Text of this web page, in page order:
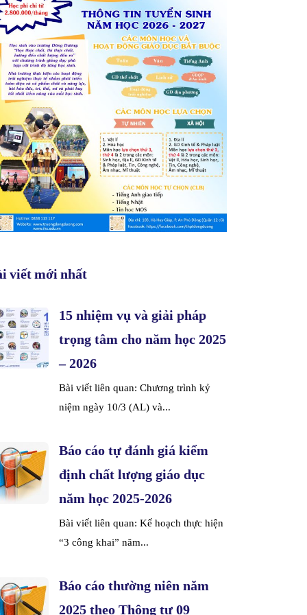
viết mới nhất
15 nhiệm vụ và giải pháp
trọng tâm cho năm học 2025
– 2026
Bài viết liên quan: Chương trình kỷ
niệm ngày 10/3 (AL) và...
Báo cáo tự đánh giá kiểm
định chất lượng giáo dục
năm học 2025-2026
Bài viết liên quan: Kế hoạch thực hiện
“3 công khai” năm...
Báo cáo thường niên năm
2025 theo Thông tư 09